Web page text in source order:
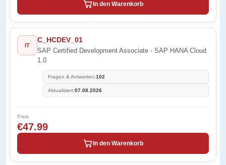
In den Warenkorb
IT
C_HCDEV_01
SAP Certified Development Associate - SAP HANA Cloud
1.0
Fragen & Antworten:102
Aktualisiert:07.08.2026
Preis
€47.99
In den Warenkorb